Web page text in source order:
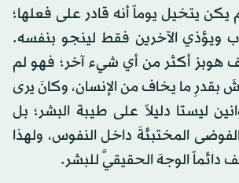
يكن يتخيل يوماً أنه قادر على فعلها؛
ويؤذي الآخرين فقط لينجو بنفسه.
هوبز أكثر من أي شيء آخر؛ فهو لم
بقدرِ ما يخاف من الإنسان، وكانَ يرى
ليستا دليلاً على طيبة البشر؛ بل
المختبئةَ داخل النفوس، ولهذا
الوجهَ الحقيقيَّ للبشر.